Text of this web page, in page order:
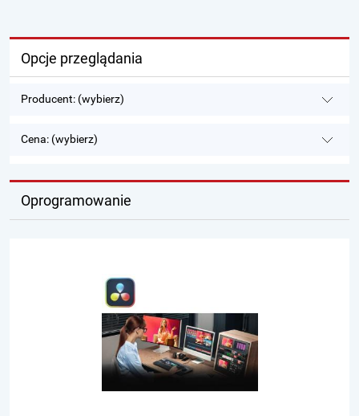
Opcje przeglądania
Producent: (wybierz)
Cena: (wybierz)
Oprogramowanie